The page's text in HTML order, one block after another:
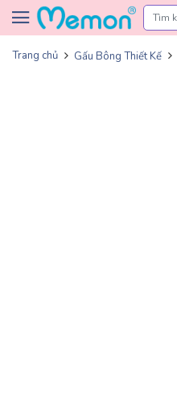
Skip to content
Trang chủ Gấu Bông Thiết Kế